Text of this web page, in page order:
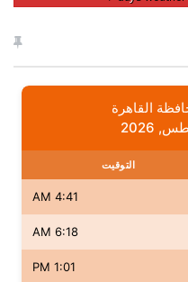
القاهرة
التوقيت
4:41 AM
6:18 AM
1:01 PM